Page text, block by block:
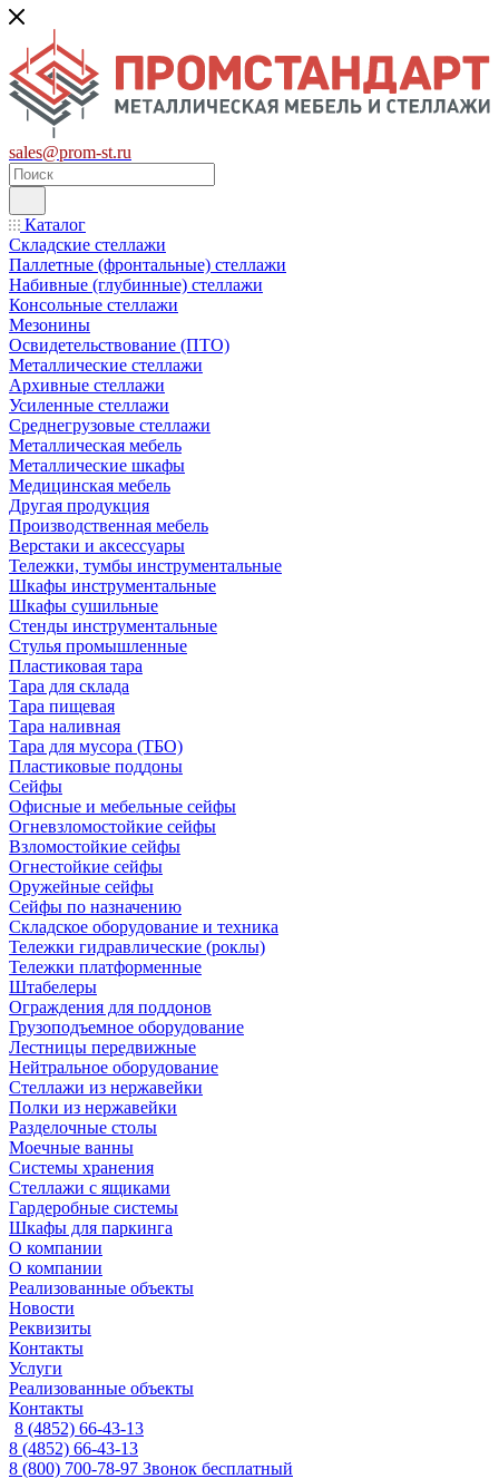
sales@prom-st.ru
Каталог
Складские стеллажи
Паллетные (фронтальные) стеллажи
Набивные (глубинные) стеллажи
Консольные стеллажи
Мезонины
Освидетельствование (ПТО)
Металлические стеллажи
Архивные стеллажи
Усиленные стеллажи
Среднегрузовые стеллажи
Металлическая мебель
Металлические шкафы
Медицинская мебель
Другая продукция
Производственная мебель
Верстаки и аксессуары
Тележки, тумбы инструментальные
Шкафы инструментальные
Шкафы сушильные
Стенды инструментальные
Cтулья промышленные
Пластиковая тара
Тара для склада
Тара пищевая
Тара наливная
Тара для мусора (ТБО)
Пластиковые поддоны
Сейфы
Офисные и мебельные сейфы
Огневзломостойкие сейфы
Взломостойкие сейфы
Огнестойкие сейфы
Оружейные сейфы
Сейфы по назначению
Складское оборудование и техника
Тележки гидравлические (роклы)
Тележки платформенные
Штабелеры
Ограждения для поддонов
Грузоподъемное оборудование
Лестницы передвижные
Нейтральное оборудование
Стеллажи из нержавейки
Полки из нержавейки
Разделочные столы
Моечные ванны
Системы хранения
Стеллажи с ящиками
Гардеробные системы
Шкафы для паркинга
О компании
О компании
Реализованные объекты
Новости
Реквизиты
Контакты
Услуги
Реализованные объекты
Контакты
8 (4852) 66-43-13
8 (4852) 66-43-13
8 (800) 700-78-97 Звонок бесплатный